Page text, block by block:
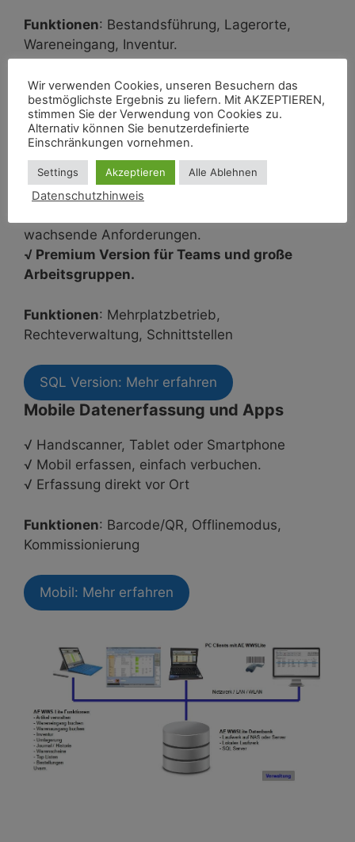
Funktionen: Bestandsführung, Lagerorte,
Wareneingang, Inventur.
Besonderheit: Kostenlos als STARTER Version
für kleine Lager sofort zum Download!
Zur Download Seite
AE WWS Lite SQL
wachsende Anforderungen.
√ Premium Version für Teams und große
Arbeitsgruppen.
Funktionen: Mehrplatzbetrieb,
Rechteverwaltung, Schnittstellen
SQL Version: Mehr erfahren
Mobile Datenerfassung und Apps
√ Handscanner, Tablet oder Smartphone
√ Mobil erfassen, einfach verbuchen.
√ Erfassung direkt vor Ort
Funktionen: Barcode/QR, Offlinemodus,
Kommissionierung
Mobil: Mehr erfahren
Wir verwenden Cookies, unseren Besuchern das
bestmöglichste Ergebnis zu liefern. Mit AKZEPTIEREN,
stimmen Sie der Verwendung von Cookies zu.
Alternativ können Sie benutzerdefinierte
Einschränkungen vornehmen.
Settings Akzeptieren Alle Ablehnen
Datenschutzhinweis